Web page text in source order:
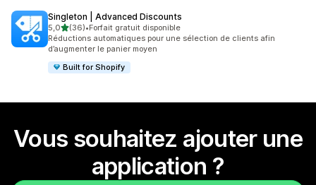
Singleton | Advanced Discounts
5,0étoile(s) sur 5
(36)
36 avis au total
•Forfait gratuit disponible
Réductions automatiques pour une sélection de clients afin
d’augmenter le panier moyen
Built for Shopify
Vous souhaitez ajouter une
application ?